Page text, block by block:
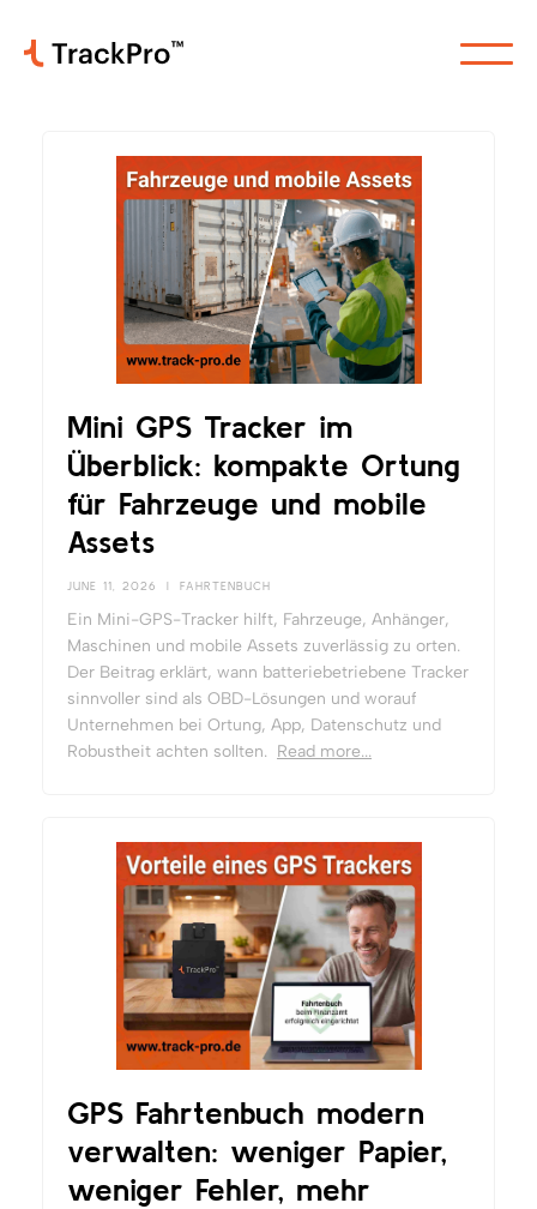
Mini GPS Tracker im
Überblick: kompakte Ortung
für Fahrzeuge und mobile
Assets
JUNE 11, 2026 | FAHRTENBUCH
Ein Mini-GPS-Tracker hilft, Fahrzeuge, Anhänger,
Maschinen und mobile Assets zuverlässig zu orten.
Der Beitrag erklärt, wann batteriebetriebene Tracker
sinnvoller sind als OBD-Lösungen und worauf
Unternehmen bei Ortung, App, Datenschutz und
Robustheit achten sollten. Read more...
GPS Fahrtenbuch modern
verwalten: weniger Papier,
weniger Fehler, mehr